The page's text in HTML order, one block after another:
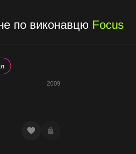
по виконавцю Focus
2009